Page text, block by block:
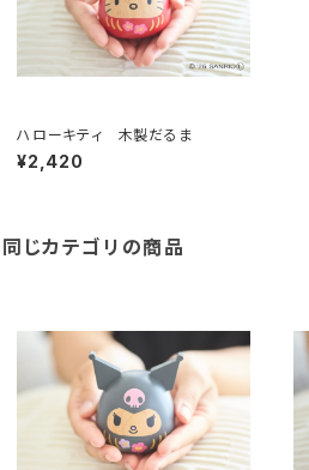
ハローキティ 木製だるま
¥2,420
同じカテゴリの商品